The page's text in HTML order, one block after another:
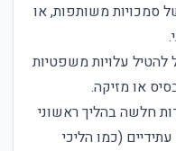
סמכויות משותפות, או
עלויות משפטיות
או מזיקה.
חלשה בהליך ראשוני
(כמו הליכי